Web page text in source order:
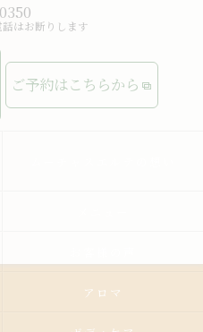
はお断りします
ご予約はこちらから
アロマ